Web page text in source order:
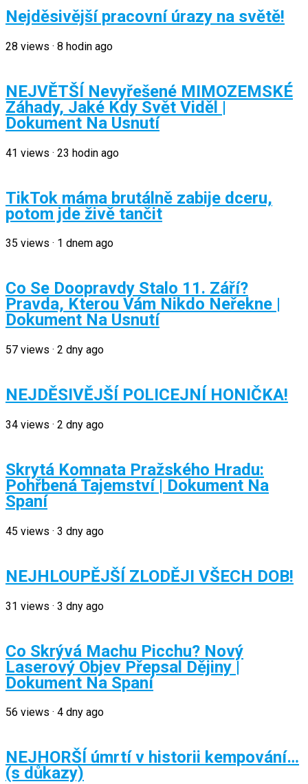
Nejděsivější pracovní úrazy na světě!
28 views · 8 hodin ago
NEJVĚTŠÍ Nevyřešené MIMOZEMSKÉ
Záhady, Jaké Kdy Svět Viděl |
Dokument Na Usnutí
41 views · 23 hodin ago
TikTok máma brutálně zabije dceru,
potom jde živě tančit
35 views · 1 dnem ago
Co Se Doopravdy Stalo 11. Září?
Pravda, Kterou Vám Nikdo Neřekne |
Dokument Na Usnutí
57 views · 2 dny ago
NEJDĚSIVĚJŠÍ POLICEJNÍ HONIČKA!
34 views · 2 dny ago
Skrytá Komnata Pražského Hradu:
Pohřbená Tajemství | Dokument Na
Spaní
45 views · 3 dny ago
NEJHLOUPĚJŠÍ ZLODĚJI VŠECH DOB!
31 views · 3 dny ago
Co Skrývá Machu Picchu? Nový
Laserový Objev Přepsal Dějiny |
Dokument Na Spaní
56 views · 4 dny ago
NEJHORŠÍ úmrtí v historii kempování…
(s důkazy)